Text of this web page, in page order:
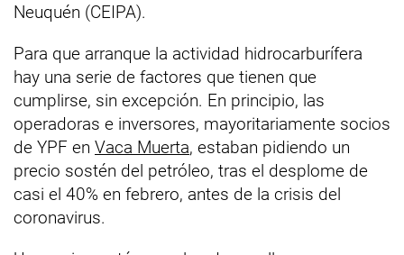
Neuquén (CEIPA).
Para que arranque la actividad hidrocarburífera
hay una serie de factores que tienen que
cumplirse, sin excepción. En principio, las
operadoras e inversores, mayoritariamente socios
de YPF en Vaca Muerta, estaban pidiendo un
precio sostén del petróleo, tras el desplome de
casi el 40% en febrero, antes de la crisis del
coronavirus.